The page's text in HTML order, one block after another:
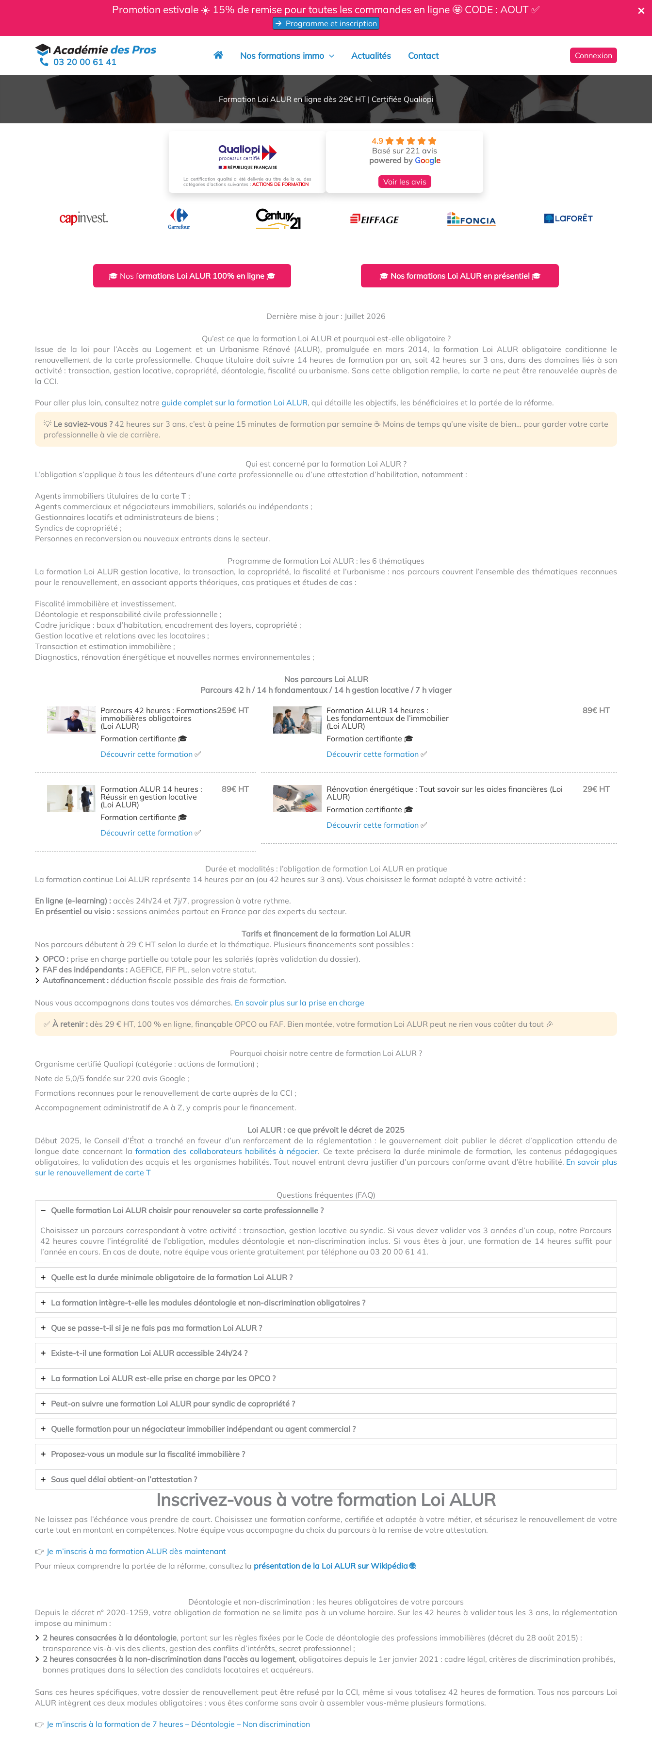
Promotion estivale ☀️ 15% de remise pour toutes les commandes en ligne 🤩 CODE : AOUT ✅
Programme et inscription
03 20 00 61 41
Nos formations immo Actualités Contact Connexion
Formation Loi ALUR en ligne dès 29€ HT | Certifiée Qualiopi
La certification qualité a été délivrée au titre de la ou des
catégories d’actions suivantes : ACTIONS DE FORMATION
4.9
Basé sur 221 avis
powered by Google
Voir les avis
🎓 Nos formations Loi ALUR 100% en ligne 🎓 🎓 Nos formations Loi ALUR en présentiel🎓
Dernière mise à jour : Juillet 2026
Qu’est ce que la formation Loi ALUR et pourquoi est-elle obligatoire ?
Issue de la loi pour l’Accès au Logement et un Urbanisme Rénové (ALUR), promulguée en mars 2014, la formation Loi ALUR obligatoire conditionne le
renouvellement de la carte professionnelle. Chaque titulaire doit suivre 14 heures de formation par an, soit 42 heures sur 3 ans, dans des domaines liés à son
activité : transaction, gestion locative, copropriété, déontologie, fiscalité ou urbanisme. Sans cette obligation remplie, la carte ne peut être renouvelée auprès de
la CCI.
Pour aller plus loin, consultez notre guide complet sur la formation Loi ALUR, qui détaille les objectifs, les bénéficiaires et la portée de la réforme.
💡 Le saviez-vous ?42 heures sur 3 ans, c’est à peine 15 minutes de formation par semaine ☕ Moins de temps qu’une visite de bien… pour garder votre carte
professionnelle à vie de carrière.
Qui est concerné par la formation Loi ALUR ?
L’obligation s’applique à tous les détenteurs d’une carte professionnelle ou d’une attestation d’habilitation, notamment :
Agents immobiliers titulaires de la carte T ;
Agents commerciaux et négociateurs immobiliers, salariés ou indépendants ;
Gestionnaires locatifs et administrateurs de biens ;
Syndics de copropriété ;
Personnes en reconversion ou nouveaux entrants dans le secteur.
Programme de formation Loi ALUR : les 6 thématiques
La formation Loi ALUR gestion locative, la transaction, la copropriété, la fiscalité et l’urbanisme : nos parcours couvrent l’ensemble des thématiques reconnues
pour le renouvellement, en associant apports théoriques, cas pratiques et études de cas :
Fiscalité immobilière et investissement.
Déontologie et responsabilité civile professionnelle ;
Cadre juridique : baux d’habitation, encadrement des loyers, copropriété ;
Gestion locative et relations avec les locataires ;
Transaction et estimation immobilière ;
Diagnostics, rénovation énergétique et nouvelles normes environnementales ;
Nos parcours Loi ALUR
Parcours 42 h / 14 h fondamentaux / 14 h gestion locative / 7 h viager
Parcours 42 heures : Formations
immobilières obligatoires
(Loi ALUR)
Formation certifiante 🎓
Découvrir cette formation ✅
259€ HT
Formation ALUR 14 heures :
Les fondamentaux de l’immobilier
(Loi ALUR)
Formation certifiante 🎓
Découvrir cette formation ✅
89€ HT
Formation ALUR 14 heures :
Réussir en gestion locative
(Loi ALUR)
Formation certifiante 🎓
Découvrir cette formation ✅
89€ HT
Rénovation énergétique : Tout savoir sur les aides financières (Loi
ALUR)
Formation certifiante 🎓
Découvrir cette formation ✅
29€ HT
Durée et modalités : l’obligation de formation Loi ALUR en pratique
La formation continue Loi ALUR représente 14 heures par an (ou 42 heures sur 3 ans). Vous choisissez le format adapté à votre activité :
En ligne (e-learning) : accès 24h/24 et 7j/7, progression à votre rythme.
En présentiel ou visio : sessions animées partout en France par des experts du secteur.
Tarifs et financement de la formation Loi ALUR
Nos parcours débutent à 29 € HT selon la durée et la thématique. Plusieurs financements sont possibles :
OPCO : prise en charge partielle ou totale pour les salariés (après validation du dossier).
FAF des indépendants : AGEFICE, FIF PL, selon votre statut.
Autofinancement : déduction fiscale possible des frais de formation.
Nous vous accompagnons dans toutes vos démarches. En savoir plus sur la prise en charge
✅ À retenir : dès 29 € HT, 100 % en ligne, finançable OPCO ou FAF. Bien montée, votre formation Loi ALUR peut ne rien vous coûter du tout 🎉
Pourquoi choisir notre centre de formation Loi ALUR ?
Organisme certifié Qualiopi (catégorie : actions de formation) ;
Note de 5,0/5 fondée sur 220 avis Google ;
Formations reconnues pour le renouvellement de carte auprès de la CCI ;
Accompagnement administratif de A à Z, y compris pour le financement.
Loi ALUR : ce que prévoit le décret de 2025
Début 2025, le Conseil d’État a tranché en faveur d’un renforcement de la réglementation : le gouvernement doit publier le décret d’application attendu de
longue date concernant la formation des collaborateurs habilités à négocier. Ce texte précisera la durée minimale de formation, les contenus pédagogiques
obligatoires, la validation des acquis et les organismes habilités. Tout nouvel entrant devra justifier d’un parcours conforme avant d’être habilité. En savoir plus
sur le renouvellement de carte T
Questions fréquentes (FAQ)
Quelle formation Loi ALUR choisir pour renouveler sa carte professionnelle ?
Choisissez un parcours correspondant à votre activité : transaction, gestion locative ou syndic. Si vous devez valider vos 3 années d’un coup, notre Parcours
42 heures couvre l’intégralité de l’obligation, modules déontologie et non-discrimination inclus. Si vous êtes à jour, une formation de 14 heures suffit pour
l’année en cours. En cas de doute, notre équipe vous oriente gratuitement par téléphone au 03 20 00 61 41.
Quelle est la durée minimale obligatoire de la formation Loi ALUR ?
La formation intègre-t-elle les modules déontologie et non-discrimination obligatoires ?
Que se passe-t-il si je ne fais pas ma formation Loi ALUR ?
Existe-t-il une formation Loi ALUR accessible 24h/24 ?
La formation Loi ALUR est-elle prise en charge par les OPCO ?
Peut-on suivre une formation Loi ALUR pour syndic de copropriété ?
Quelle formation pour un négociateur immobilier indépendant ou agent commercial ?
Proposez-vous un module sur la fiscalité immobilière ?
Sous quel délai obtient-on l’attestation ?
Inscrivez-vous à votre formation Loi ALUR
Ne laissez pas l’échéance vous prendre de court. Choisissez une formation conforme, certifiée et adaptée à votre métier, et sécurisez le renouvellement de votre
carte tout en montant en compétences. Notre équipe vous accompagne du choix du parcours à la remise de votre attestation.
👉 Je m’inscris à ma formation ALUR dès maintenant
Pour mieux comprendre la portée de la réforme, consultez la présentation de la Loi ALUR sur Wikipédia 🌐.
Déontologie et non-discrimination : les heures obligatoires de votre parcours
Depuis le décret n° 2020-1259, votre obligation de formation ne se limite pas à un volume horaire. Sur les 42 heures à valider tous les 3 ans, la réglementation
impose au minimum :
2 heures consacrées à la déontologie, portant sur les règles fixées par le Code de déontologie des professions immobilières (décret du 28 août 2015) :
transparence vis-à-vis des clients, gestion des conflits d’intérêts, secret professionnel ;
2 heures consacrées à la non-discrimination dans l’accès au logement, obligatoires depuis le 1er janvier 2021 : cadre légal, critères de discrimination prohibés,
bonnes pratiques dans la sélection des candidats locataires et acquéreurs.
Sans ces heures spécifiques, votre dossier de renouvellement peut être refusé par la CCI, même si vous totalisez 42 heures de formation. Tous nos parcours Loi
ALUR intègrent ces deux modules obligatoires : vous êtes conforme sans avoir à assembler vous-même plusieurs formations.
👉 Je m’inscris à la formation de 7 heures – Déontologie – Non discrimination
Panneau de gestion des cookies